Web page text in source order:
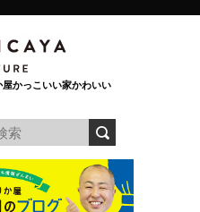
かっこいい家かわいい